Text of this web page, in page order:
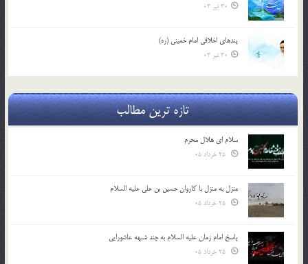
30 تیر 03
پندهاي اخلاقي امام خميني (ره)
30 تیر 03
تازه ترین مطالب
سلام ای هلال محرم
منزل به منزل با کاروان حسین بن علی علیه السلام
پاسخ امام زمان علیه السلام به چند شبهه عاشورایی